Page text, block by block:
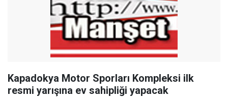
Kapadokya Motor Sporları Kompleksi ilk
resmi yarışına ev sahipliği yapacak